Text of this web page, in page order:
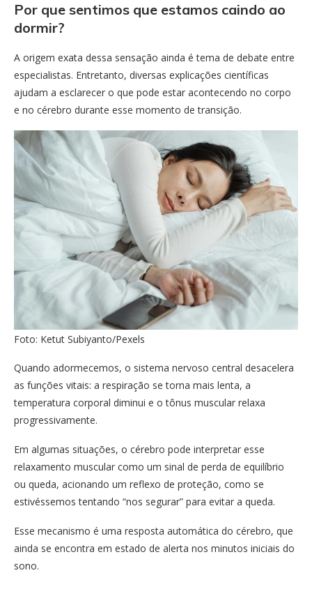
Por que sentimos que estamos caindo ao
dormir?
A origem exata dessa sensação ainda é tema de debate entre
especialistas. Entretanto, diversas explicações científicas
ajudam a esclarecer o que pode estar acontecendo no corpo
e no cérebro durante esse momento de transição.
Foto: Ketut Subiyanto/Pexels
Quando adormecemos, o sistema nervoso central desacelera
as funções vitais: a respiração se torna mais lenta, a
temperatura corporal diminui e o tônus muscular relaxa
progressivamente.
Em algumas situações, o cérebro pode interpretar esse
relaxamento muscular como um sinal de perda de equilíbrio
ou queda, acionando um reflexo de proteção, como se
estivéssemos tentando “nos segurar” para evitar a queda.
Esse mecanismo é uma resposta automática do cérebro, que
ainda se encontra em estado de alerta nos minutos iniciais do
sono.